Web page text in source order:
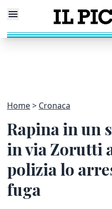
Home Cronaca
Rapina in un
in via Zorutti
polizia lo
fuga